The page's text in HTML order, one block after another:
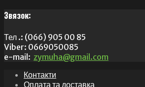
Звязок:
Тел .: (066) 905 00 85
Viber: 0669050085
e-mail: zymuha@gmail.com
Контакти
Оплата та доставка